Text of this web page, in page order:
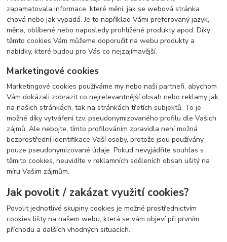
zapamatovala informace, které mění, jak se webová stránka
chová nebo jak vypadá. Je to například Vámi preferovaný jazyk,
měna, oblíbené nebo naposledy prohlížené produkty apod. Díky
těmto cookies Vám můžeme doporučit na webu produkty a
nabídky, které budou pro Vás co nejzajímavější.
Marketingové cookies
Marketingové cookies používáme my nebo naši partneři, abychom
Vám dokázali zobrazit co nejrelevantnější obsah nebo reklamy jak
na našich stránkách, tak na stránkách třetích subjektů. To je
možné díky vytváření tzv. pseudonymizovaného profilu dle Vašich
zájmů. Ale nebojte, tímto profilováním zpravidla není možná
bezprostřední identifikace Vaší osoby, protože jsou používány
pouze pseudonymizované údaje. Pokud nevyjádříte souhlas s
těmito cookies, neuvidíte v reklamních sděleních obsah ušitý na
míru Vašim zájmům.
Jak povolit / zakázat využití cookies?
Povolit jednotlivé skupiny cookies je možné prostřednictvím
cookies lišty na našem webu, která se vám objeví při prvním
příchodu a dalších vhodných situacích.